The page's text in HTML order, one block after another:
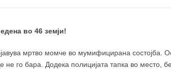
во 46 земји!
мртво момче во мумифицирана состојба.
го бара. Додека полицијата тапка во место,